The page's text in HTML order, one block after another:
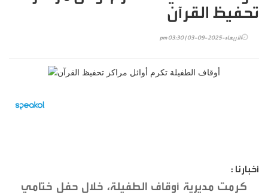
تحفيظ القرآن
الأربعاء-2025-09-03 | 03:30 pm
أخبارنا :
كرمت مديرية أوقاف الطفيلة، خلال حفل ختامي